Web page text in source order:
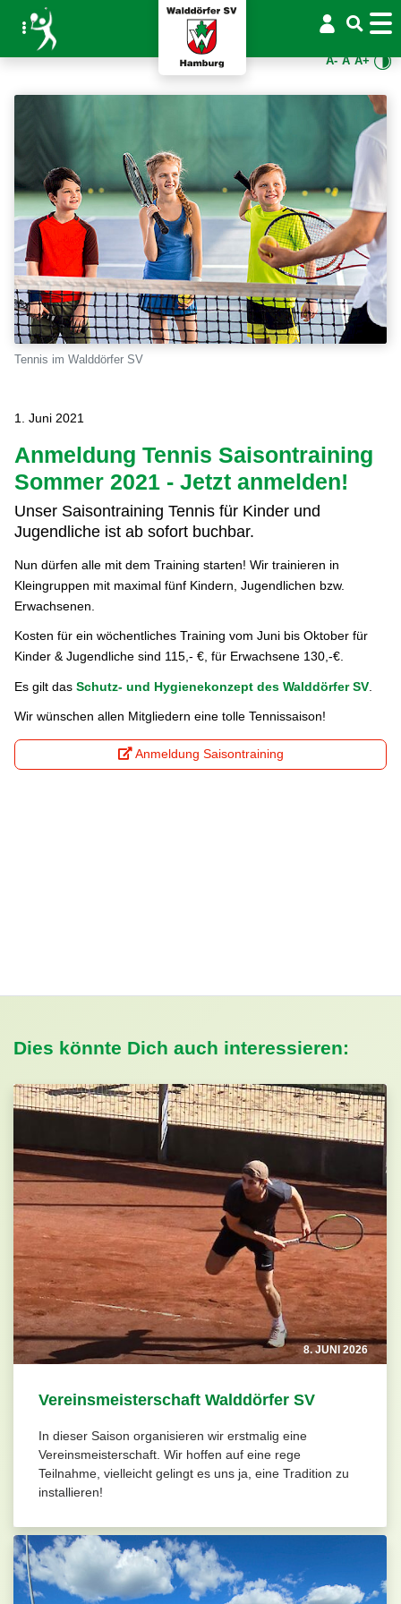
A- A A+
Tennis im Walddörfer SV
1. Juni 2021
Anmeldung Tennis Saisontraining
Sommer 2021 - Jetzt anmelden!
Unser Saisontraining Tennis für Kinder und
Jugendliche ist ab sofort buchbar.
Nun dürfen alle mit dem Training starten! Wir trainieren in
Kleingruppen mit maximal fünf Kindern, Jugendlichen bzw.
Erwachsenen.
Kosten für ein wöchentliches Training vom Juni bis Oktober für
Kinder & Jugendliche sind 115,- €, für Erwachsene 130,-€.
Es gilt das Schutz- und Hygienekonzept des Walddörfer SV.
Wir wünschen allen Mitgliedern eine tolle Tennissaison!
Anmeldung Saisontraining
Dies könnte Dich auch interessieren:
8. JUNI 2026
Vereinsmeisterschaft Walddörfer SV
In dieser Saison organisieren wir erstmalig eine
Vereinsmeisterschaft. Wir hoffen auf eine rege
Teilnahme, vielleicht gelingt es uns ja, eine Tradition zu
installieren!